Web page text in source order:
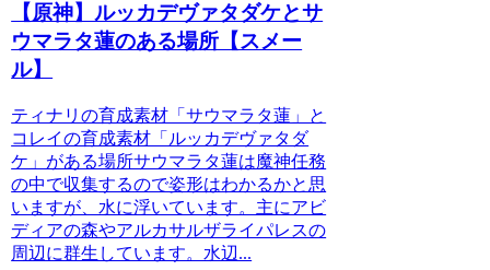
【原神】ルッカデヴァタダケとサ
ウマラタ蓮のある場所【スメー
ル】
ティナリの育成素材「サウマラタ蓮」と
コレイの育成素材「ルッカデヴァタダ
ケ」がある場所サウマラタ蓮は魔神任務
の中で収集するので姿形はわかるかと思
いますが、水に浮いています。主にアビ
ディアの森やアルカサルザライパレスの
周辺に群生しています。水辺...